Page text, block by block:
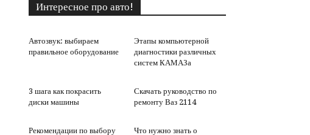
Интересное про авто!
Автозвук: выбираем
правильное оборудование
Этапы компьютерной
диагностики различных
систем КАМАЗа
3 шага как покрасить
диски машины
Скачать руководство по
ремонту Ваз 2114
Рекомендации по выбору
Что нужно знать о